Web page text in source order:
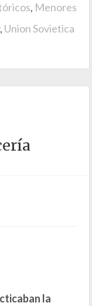
, Menores
, Union Sovietica
la